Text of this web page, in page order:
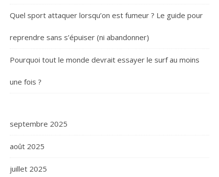
Quel sport attaquer lorsqu’on est fumeur ? Le guide pour
reprendre sans s’épuiser (ni abandonner)
Pourquoi tout le monde devrait essayer le surf au moins
une fois ?
septembre 2025
août 2025
juillet 2025